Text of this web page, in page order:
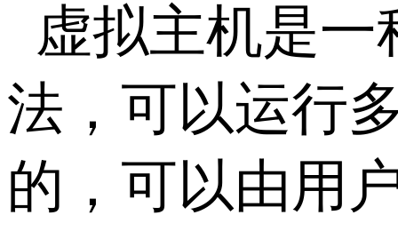
虚拟主机是
法，可以运行
的，可以由用